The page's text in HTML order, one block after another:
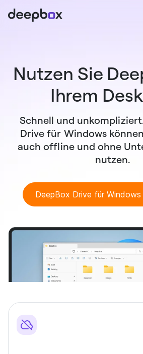
Nutzen Sie
Ihrem
Schnell und
Drive für Windows
auch offline und ohne
nutzen.
DeepBox Drive für Windows